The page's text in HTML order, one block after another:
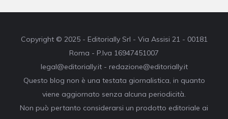
Copyright © 2025 - Editorially Srl - Via Assisi 21 - 00181
Roma - P.Iva 16947451007
legal@editorially.it - redazione@editorially.it
Questo blog non è una testata giornalistica, in quanto
viene aggiornato senza alcuna periodicità.
Non può pertanto considerarsi un prodotto editoriale ai